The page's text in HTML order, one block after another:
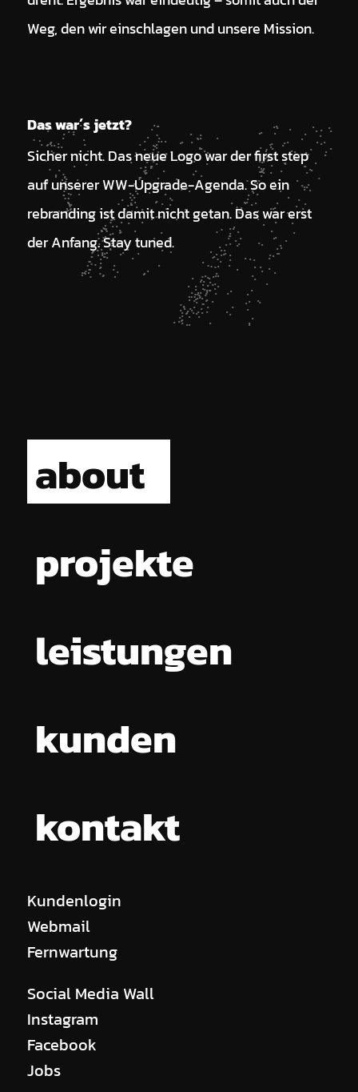
Weg, den wir einschlagen und unsere Mission.
Das war´s jetzt?
Sicher nicht. Das neue Logo war der first step
auf unserer WW-Upgrade-Agenda. So ein
rebranding ist damit nicht getan. Das war erst
der Anfang. Stay tuned.
about
projekte
leistungen
kunden
kontakt
Kundenlogin
Webmail
Fernwartung
Social Media Wall
Instagram
Facebook
Jobs